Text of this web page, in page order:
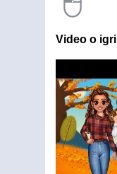
Video o igri